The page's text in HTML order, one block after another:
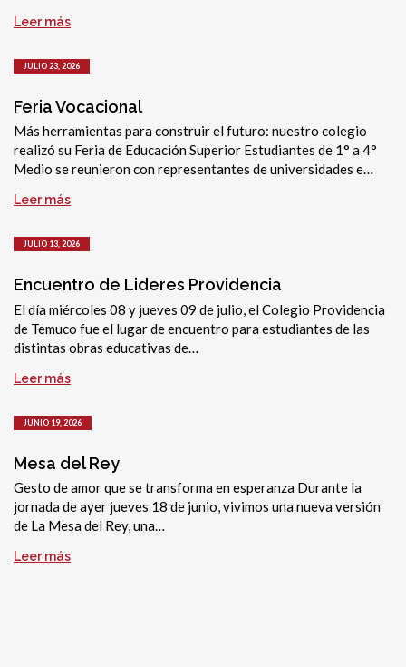
Leer más
JULIO 23, 2026
Feria Vocacional
Más herramientas para construir el futuro: nuestro colegio
realizó su Feria de Educación Superior Estudiantes de 1° a 4°
Medio se reunieron con representantes de universidades e…
Leer más
JULIO 13, 2026
Encuentro de Lideres Providencia
El día miércoles 08 y jueves 09 de julio, el Colegio Providencia
de Temuco fue el lugar de encuentro para estudiantes de las
distintas obras educativas de…
Leer más
JUNIO 19, 2026
Mesa del Rey
Gesto de amor que se transforma en esperanza Durante la
jornada de ayer jueves 18 de junio, vivimos una nueva versión
de La Mesa del Rey, una…
Leer más